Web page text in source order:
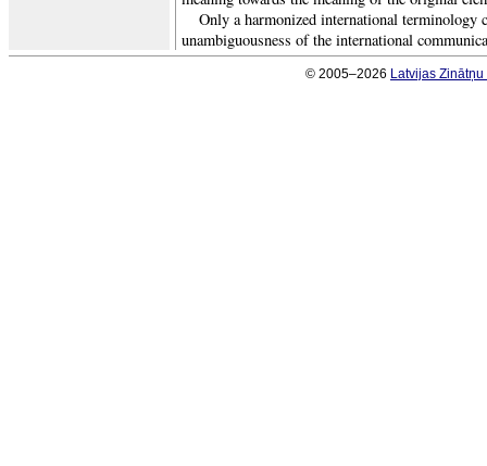
Only a harmonized international terminology
unambiguousness of the international
© 2005–2026 Latvijas